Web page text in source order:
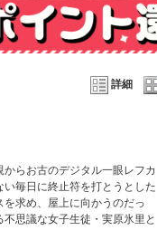
詳細
らお古のデジタル一眼レフカ
毎日に終止符を打とうとした
求め、屋上に向かうのだっ
思議な女子生徒・実原氷里と